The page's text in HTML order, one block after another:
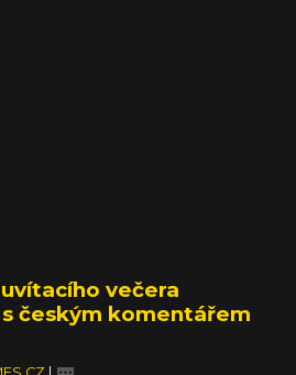
večera
s českým komentářem